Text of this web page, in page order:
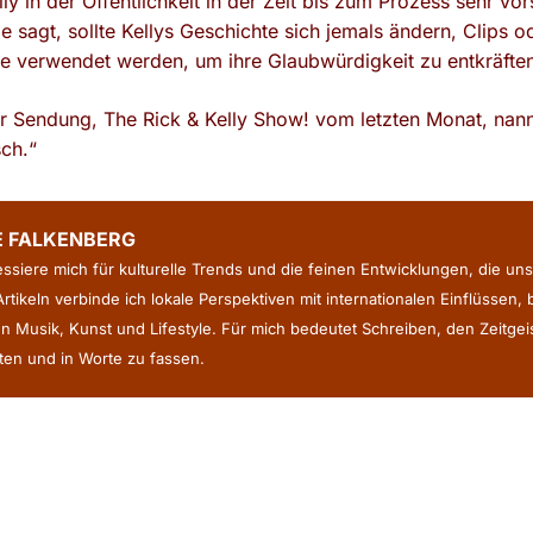
sagt, sollte Kellys Geschichte sich jemals ändern, Clips
verwendet werden, um ihre Glaubwürdigkeit zu
Sendung, The Rick & Kelly Show! vom letzten Monat,
FALKENBERG
mich für kulturelle Trends und die feinen Entwicklungen, die
verbinde ich lokale Perspektiven mit internationalen Einflüssen,
Musik, Kunst und Lifestyle. Für mich bedeutet Schreiben, den
und in Worte zu fassen.